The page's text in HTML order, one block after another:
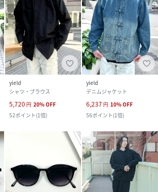
yield
シャツ・ブラウス
5,720 円 20%OFF
52ポイント(1倍)
yield
デニムジャケット
6,237 円 10%OFF
56ポイント(1倍)